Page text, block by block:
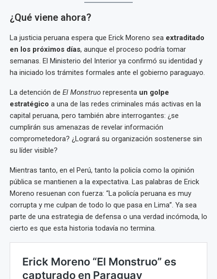
¿Qué viene ahora?
La justicia peruana espera que Erick Moreno sea extraditado
en los próximos días, aunque el proceso podría tomar
semanas. El Ministerio del Interior ya confirmó su identidad y
ha iniciado los trámites formales ante el gobierno paraguayo.
La detención de El Monstruo representa un golpe
estratégico a una de las redes criminales más activas en la
capital peruana, pero también abre interrogantes: ¿se
cumplirán sus amenazas de revelar información
comprometedora? ¿Logrará su organización sostenerse sin
su líder visible?
Mientras tanto, en el Perú, tanto la policía como la opinión
pública se mantienen a la expectativa. Las palabras de Erick
Moreno resuenan con fuerza: “La policía peruana es muy
corrupta y me culpan de todo lo que pasa en Lima”. Ya sea
parte de una estrategia de defensa o una verdad incómoda, lo
cierto es que esta historia todavía no termina.